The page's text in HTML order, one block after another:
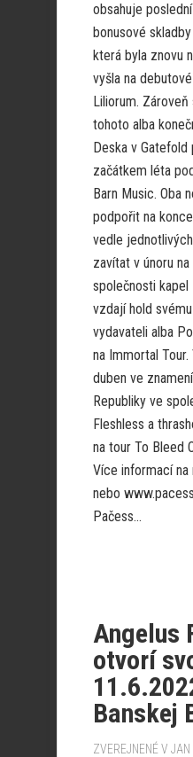
obsahuje
bonusové
která byla znovu
vyšla na
Liliorum.
tohoto alba
Deska v
začátkem léta
Barn Music. Oba
podpořit na
vedle
zavítat v únoru
společnosti kapel
vzdají hold
vydavateli alba
na Immortal
duben ve
Republiky ve
Fleshless a
na tour To Bleed
Více informací na
nebo
Pačess...
Angelus
otvorí
Banskej
ZVEREJNENÉ V